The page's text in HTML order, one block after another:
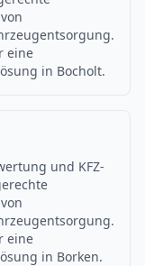
eine
in Bocholt.
und KFZ-
eine
in Borken.